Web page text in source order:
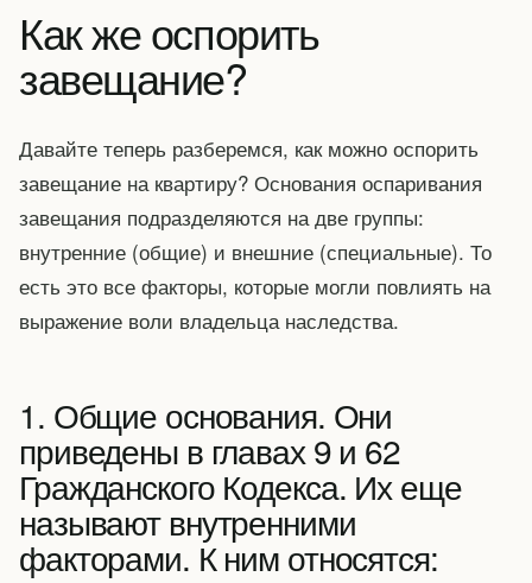
Как же оспорить
завещание?
Давайте теперь разберемся, как можно оспорить
завещание на квартиру? Основания оспаривания
завещания подразделяются на две группы:
внутренние (общие) и внешние (специальные). То
есть это все факторы, которые могли повлиять на
выражение воли владельца наследства.
1. Общие основания. Они
приведены в главах 9 и 62
Гражданского Кодекса. Их еще
называют внутренними
факторами. К ним относятся: